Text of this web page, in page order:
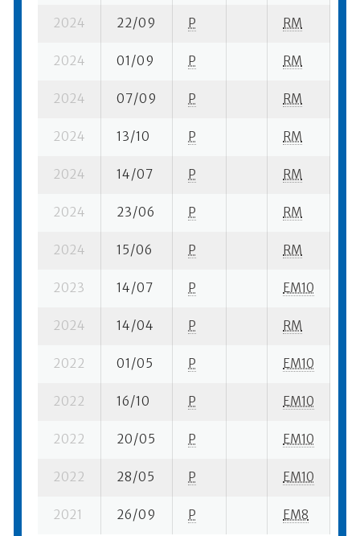
2024 22/09 P RM
2024 01/09 P RM
2024 07/09 P RM
2024 13/10 P RM
2024 14/07 P RM
2024 23/06 P RM
2024 15/06 P RM
2023 14/07 P EM10
2024 14/04 P RM
2022 01/05 P EM10
2022 16/10 P EM10
2022 20/05 P EM10
2022 28/05 P EM10
2021 26/09 P EM8